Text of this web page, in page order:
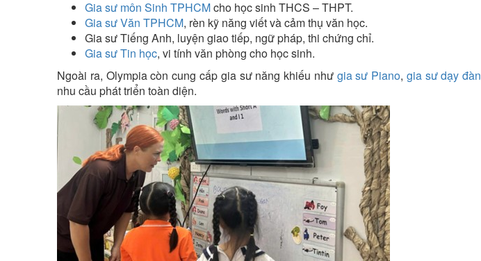
Gia sư môn Sinh TPHCMcho học sinh THCS – THPT.
Gia sư Văn TPHCM, rèn kỹ năng viết và cảm thụ văn học.
Gia sư Tiếng Anh, luyện giao tiếp, ngữ pháp, thi chứng chỉ.
Gia sư Tin học, vi tính văn phòng cho học sinh.
Ngoài ra, Olympia còn cung cấp gia sư năng khiếu như gia sư Piano, gia sư dạy đàn
nhu cầu phát triển toàn diện.